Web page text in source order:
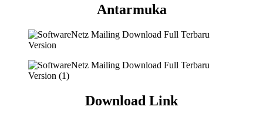
Antarmuka
Download Link